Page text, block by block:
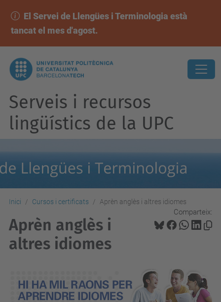
El Servei de Llengües i Terminologia està
tancat el mes d'agost.
Serveis i recursos
lingüístics de la UPC
Inici Cursos i certificats Aprèn anglès i altres idiomes
Comparteix:
Aprèn anglès i
altres idiomes